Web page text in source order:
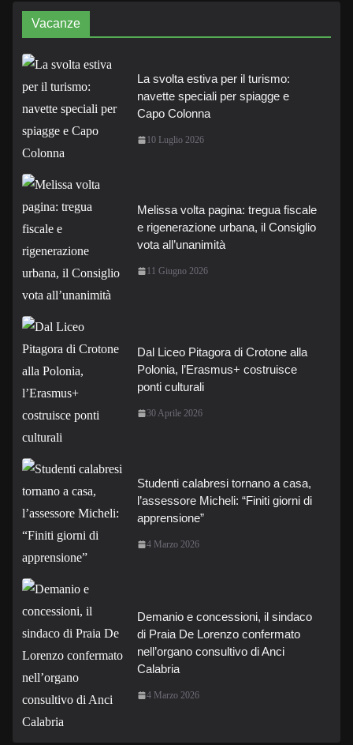
Vacanze
La svolta estiva per il turismo:
navette speciali per spiagge e
Capo Colonna
10 Luglio 2026
Melissa volta pagina: tregua fiscale
e rigenerazione urbana, il Consiglio
vota all’unanimità
11 Giugno 2026
Dal Liceo Pitagora di Crotone alla
Polonia, l’Erasmus+ costruisce
ponti culturali
30 Aprile 2026
Studenti calabresi tornano a casa,
l’assessore Micheli: “Finiti giorni di
apprensione”
4 Marzo 2026
Demanio e concessioni, il sindaco
di Praia De Lorenzo confermato
nell’organo consultivo di Anci
Calabria
4 Marzo 2026